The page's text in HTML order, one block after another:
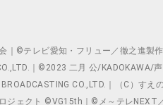
©テレビ愛知・フリュー／徹之進製
｜©2023 二月 公/KADOKAWA/
CO.,LTD.｜（C）すえ
ジェクト ©VG15th｜©メ～テレNEXT